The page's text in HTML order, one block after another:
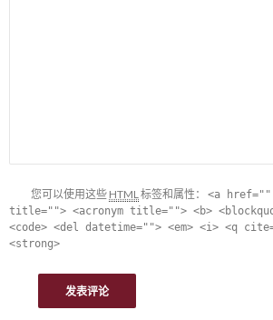
您可以使用这些 HTML标签和属性： <a
title=""> <acronym title=""> <b>
<code> <del datetime=""> <em> <i> <q
<strong>